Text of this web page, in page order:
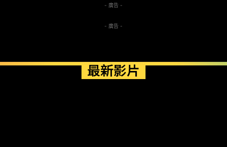
- 廣告 -
- 廣告 -
最新影片